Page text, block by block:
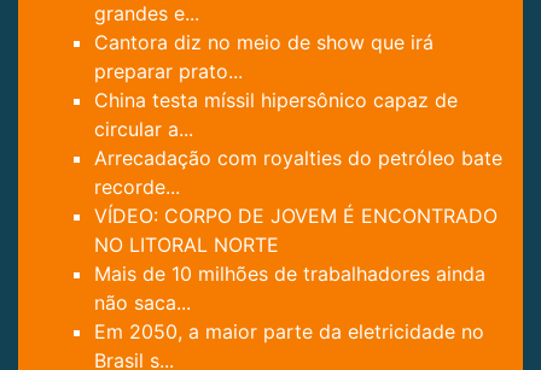
grandes e...
Cantora diz no meio de show que irá
preparar prato...
China testa míssil hipersônico capaz de
circular a...
Arrecadação com royalties do petróleo bate
recorde...
VÍDEO: CORPO DE JOVEM É ENCONTRADO
NO LITORAL NORTE
Mais de 10 milhões de trabalhadores ainda
não saca...
Em 2050, a maior parte da eletricidade no
Brasil s...